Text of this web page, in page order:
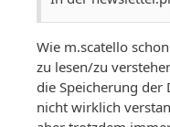
Wie m.scatello
zu lesen/zu
die Speicherung der
nicht wirklich